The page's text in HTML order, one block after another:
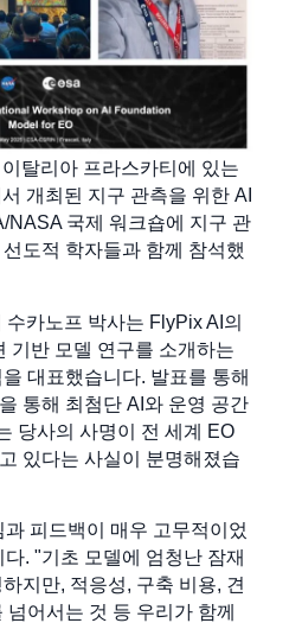
탈리아 프라스카티에 있는
개최된 지구 관측을 위한 AI
NASA 국제 워크숍에 지구 관
도적 학자들과 함께 참석했
카노프 박사는 FlyPix AI의
기반 모델 연구를 소개하는
대표했습니다. 발표를 통해
통해 최첨단 AI와 운영 공간
당사의 사명이 전 세계 EO
있다는 사실이 분명해졌습
피드백이 매우 고무적이었
. "기초 모델에 엄청난 잠재
지만, 적응성, 구축 비용, 견
어서는 것 등 우리가 함께